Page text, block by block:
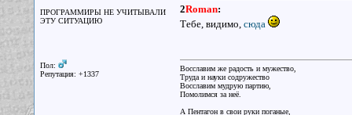
ПРОГРАММИРЫ НЕ УЧИТЫВАЛИ
ЭТУ СИТУАЦИЮ
Пол:
Репутация: +1337
2Roman:
Тебе, видимо, сюда
Восславим же радость и мужество,
Труда и науки содружество
Восславим мудрую партию,
Помолимся за неё.
А Пентагон в свои руки поганые,